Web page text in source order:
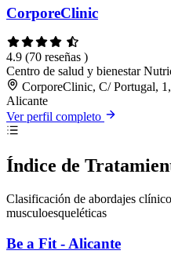
CorporeClinic
4.9 (70 reseñas )
Centro de salud y bienestar
CorporeClinic, C/ Portugal,
Alicante
Ver perfil completo
Índice de
Clasificación de abordajes
musculoesqueléticas
Be a Fit - Alicante